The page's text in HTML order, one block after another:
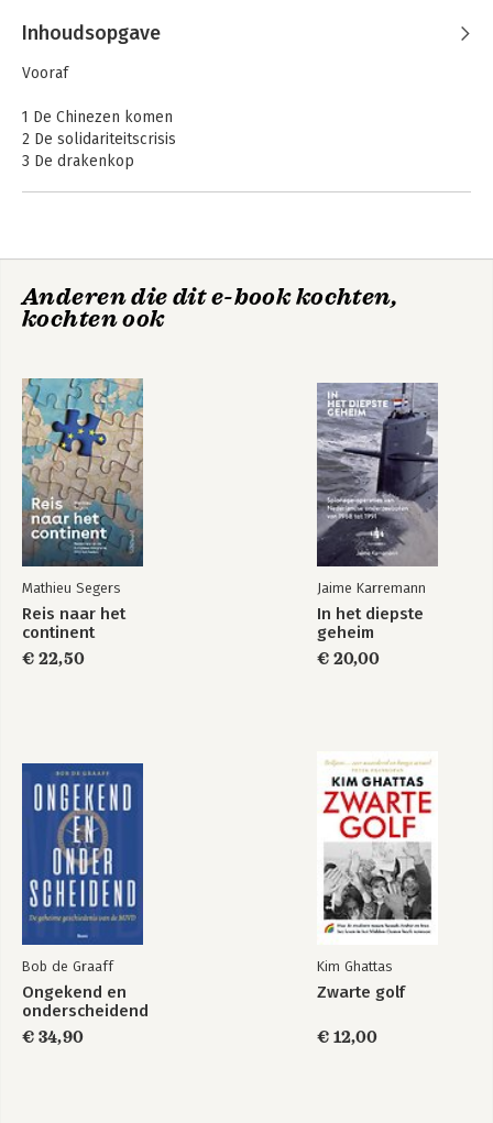
De nieuwe
wereldorde
Het nieuwe IJzeren
Gordijn
Bekijk alle boeken
Inhoudsopgave
Vooraf
1 De Chinezen komen
2 De solidariteitscrisis
3 De drakenkop
Noten
Anderen die dit e-book kochten,
kochten ook
Mathieu Segers
Reis naar het
continent
€ 22,50
Jaime Karremann
In het diepste
geheim
€ 20,00
Bob de Graaff
Ongekend en
onderscheidend
€ 34,90
Kim Ghattas
Zwarte golf
€ 12,00